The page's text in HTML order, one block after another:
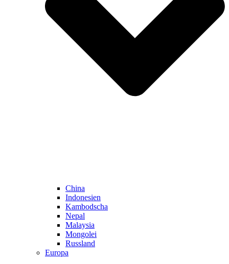
China
Indonesien
Kambodscha
Nepal
Malaysia
Mongolei
Russland
Europa